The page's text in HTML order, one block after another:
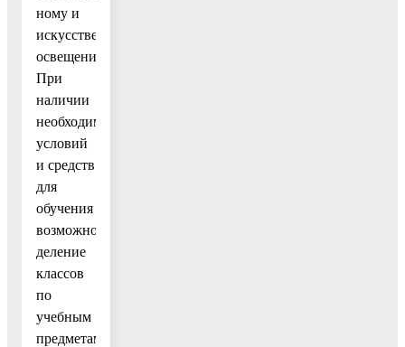
ному и
искусственному
освещению.
При
наличии
необходимых
условий
и средств
для
обучения
возможно
деление
классов
по
учебным
предметам